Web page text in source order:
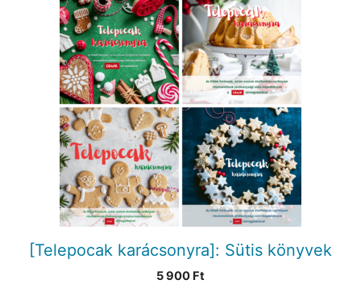
[Telepocak karácsonyra]: Sütis könyvek
5 900 Ft